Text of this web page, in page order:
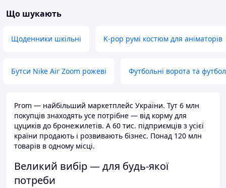
Що шукають
Щоденники шкільні K-pop румі костюм для аніматорів
Бутси Nike Air Zoom рожеві Футбольні ворота та
Prom — найбільший маркетплейс України. Тут 6 млн
покупців знаходять усе потрібне — від корму для
цуциків до бронежилетів. А 60 тис. підприємців з усієї
країни продають і розвивають бізнес. Понад 120 млн
товарів в одному місці.
Великий вибір — для будь-якої
потреби